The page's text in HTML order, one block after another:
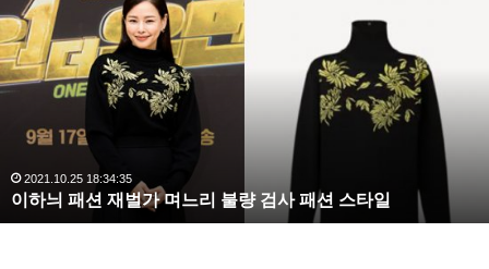
수
해
라
김
완
벽
한
2020.10.03 10:59:30
복수해라 김사랑, 완벽한 S라인 몸매 시선 압도